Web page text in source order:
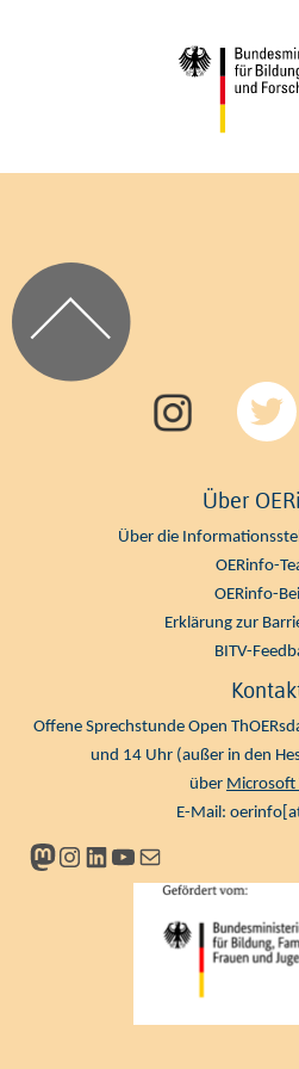
Über
Über die
OERinfo-
OERinfo-
Erklärung zur
BITV-
Offene Sprechstunde Open
und 14 Uhr (außer in den
über Microsoft
E-Mail:
Mastodon
Instagram
LinkedIn
YouTube
Newsletter